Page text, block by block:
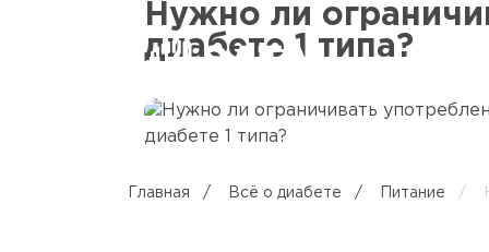
Главная / Всё о диабете / Питание /
Нужно ли
диабете 1 типа?